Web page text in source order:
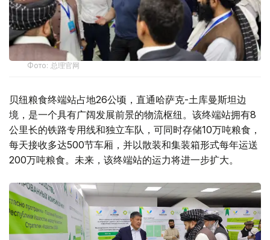
Фото: 总理官网
贝纽粮食终端站占地26公顷，直通哈萨克-土库曼斯坦边
境，是一个具有广阔发展前景的物流枢纽。该终端站拥有8
公里长的铁路专用线和独立车队，可同时存储10万吨粮食，
每天接收多达500节车厢，并以散装和集装箱形式每年运送
200万吨粮食。未来，该终端站的运力将进一步扩大。